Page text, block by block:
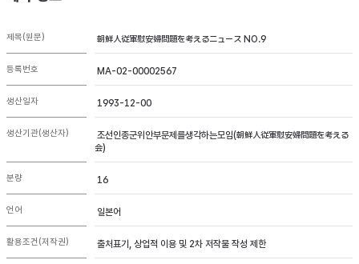
제목(원문) 朝鮮人従軍慰安婦問題を考えるニュース NO.9
등록번호 MA-02-00002567
생산일자 1993-12-00
생산기관(생산자)
조선인종군위안부문제를생각하는모임(朝鮮人従軍慰安婦問題を考える
会)
분량 16
언어 일본어
활용조건(저작권) 출처표기, 상업적 이용 및 2차 저작물 작성 제한